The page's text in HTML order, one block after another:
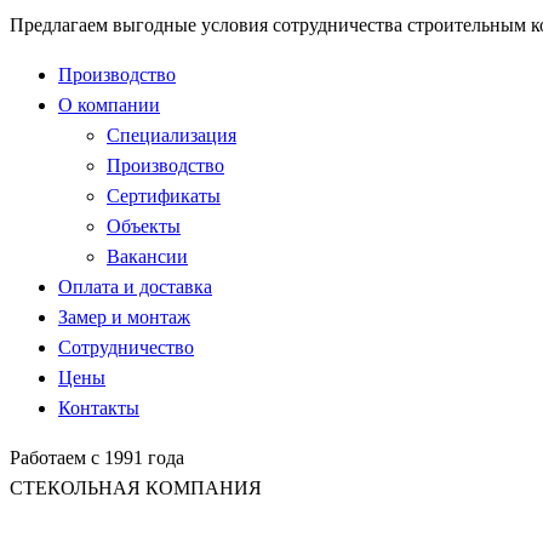
Предлагаем выгодные условия сотрудничества строительным
Производство
О компании
Специализация
Производство
Сертификаты
Объекты
Вакансии
Оплата и доставка
Замер и монтаж
Сотрудничество
Цены
Контакты
Работаем с 1991 года
СТЕКОЛЬНАЯ КОМПАНИЯ